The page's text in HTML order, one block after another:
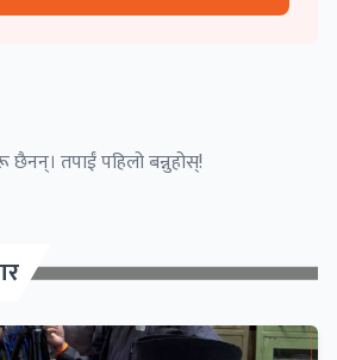
छैनन्। तपाईं पहिलो बन्नुहोस्!